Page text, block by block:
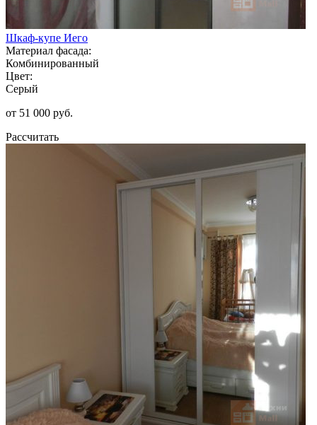
Шкаф-купе Иего
Материал фасада:
Комбинированный
Цвет:
Серый
от 51 000 руб.
Рассчитать